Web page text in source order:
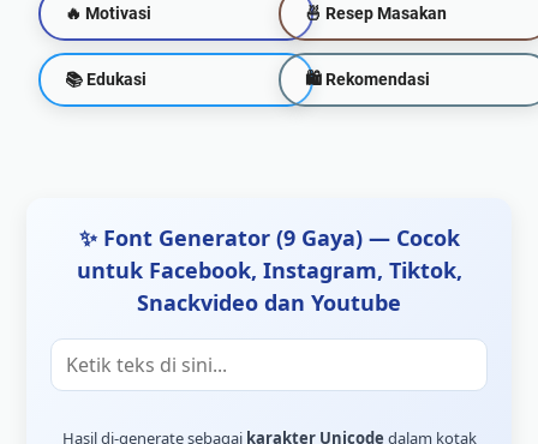
🔥 Motivasi
📚 Edukasi
🍜 Resep Masakan
🛍 Rekomendasi
✨ Font Generator (9 Gaya) — Cocok
untuk Facebook, Instagram, Tiktok,
Snackvideo dan Youtube
Hasil di-generate sebagai karakter Unicode dalam kotak